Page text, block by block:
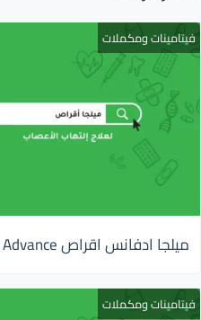
فيتامينات ومكملات
ميلجا ادفانس اقراص Milga Advance : للاعصاب والإكتئاب
فيتامينات ومكملات